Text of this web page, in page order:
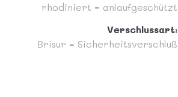
rhodiniert = anlaufgeschützt
Verschlussart:
Brisur = Sicherheitsverschluß